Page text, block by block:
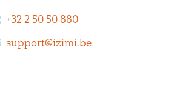
+32 2 50 50 880
support@izimi.be